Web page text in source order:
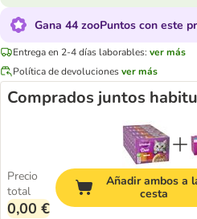
Gana 44 zooPuntos con este
Entrega en 2-4 días laborables: ver más
Política de devolucionesver más
Comprados juntos
Precio
total
0,00 €
Añadir ambos a
cesta